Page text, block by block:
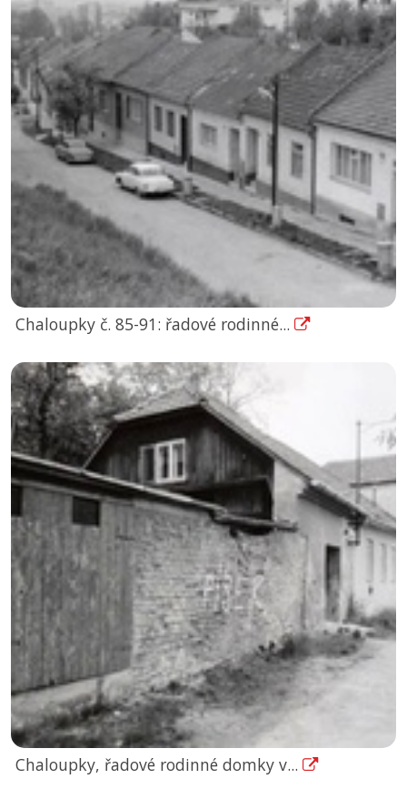
Chaloupky č. 85-91: řadové rodinné...
Chaloupky, řadové rodinné domky v...